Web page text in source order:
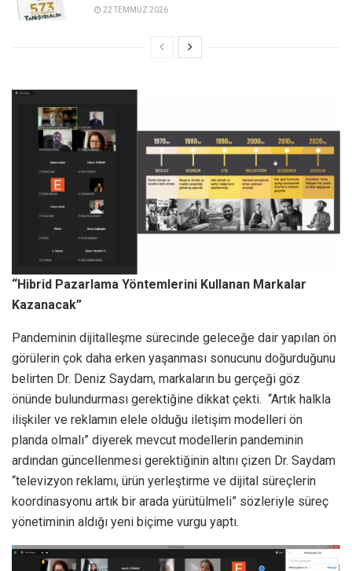
22 TEMMUZ 2026
“Hibrid Pazarlama Yöntemlerini Kullanan Markalar
Kazanacak”
Pandeminin dijitalleşme sürecinde geleceğe dair yapılan ön
görülerin çok daha erken yaşanması sonucunu doğurduğunu
belirten Dr. Deniz Saydam, markaların bu gerçeği göz
önünde bulundurması gerektiğine dikkat çekti. “Artık halkla
ilişkiler ve reklamın elele olduğu iletişim modelleri ön
planda olmalı” diyerek mevcut modellerin pandeminin
ardından güncellenmesi gerektiğinin altını çizen Dr. Saydam
“televizyon reklamı, ürün yerleştirme ve dijital süreçlerin
koordinasyonu artık bir arada yürütülmeli” sözleriyle süreç
yönetiminin aldığı yeni biçime vurgu yaptı.